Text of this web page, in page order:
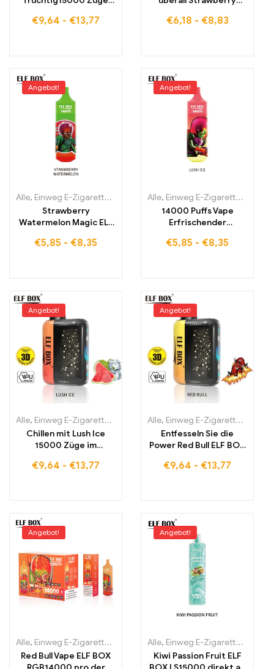
der ELF BOX PULSE X
€9,64 - €13,77
RGB14000 pro zollfrei
€6,18 - €8,83
Angebot!
Alle, Einweg E-Zigaretten Einweg-E-Zigaretten Estland,Einweg-
Strawberry
Watermelon Magic ELF
anspruchsvolle
€5,85 - €8,35
Angebot!
Alle, Einweg E-Zigaretten
14000 Puffs Vape
Erfrischender
Genuss mit RGB-
€5,85 - €8,35
Angebot!
Alle, Einweg E-Zigaretten Einweg-E-Zigaretten Estland,Einweg-
Chillen mit Lush Ice
15000 Züge im
BOX PULSE X
€9,64 - €13,77
Angebot!
Alle, Einweg E-Zigaretten
Entfesseln Sie die
Power Red Bull ELF BOX
Pulsmodus
€9,64 - €13,77
Angebot!
Alle, Einweg E-Zigaretten Einweg-E-Zigaretten Estland,Einweg-
Red Bull Vape ELF BOX
Angebot!
Alle, Einweg E-Zigaretten
Kiwi Passion Fruit ELF